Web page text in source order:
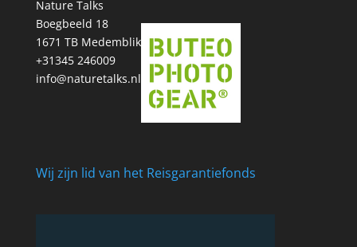
Nature Talks
Boegbeeld 18
1671 TB Medemblik
+31345 246009
info@naturetalks.nl
Wij zijn lid van het Reisgarantiefonds